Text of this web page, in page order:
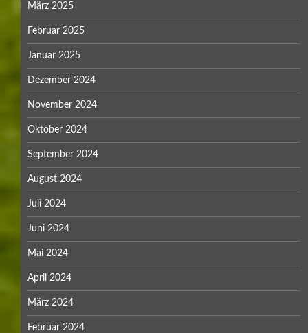
März 2025
Februar 2025
Januar 2025
Dezember 2024
November 2024
Oktober 2024
September 2024
August 2024
Juli 2024
Juni 2024
Mai 2024
April 2024
März 2024
Februar 2024